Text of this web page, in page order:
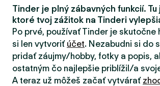
Tinder je plný zábavných funkcií. Tu
ktoré tvoj zážitok na Tinderi
Po prvé, používať Tinder je skutočne
si len vytvoriť účet. Nezabudni si do
pridať záujmy/hobby, fotky a popis,
ostatným čo najlepšie priblížil/a svoje
A teraz už môžeš začať vytvárať